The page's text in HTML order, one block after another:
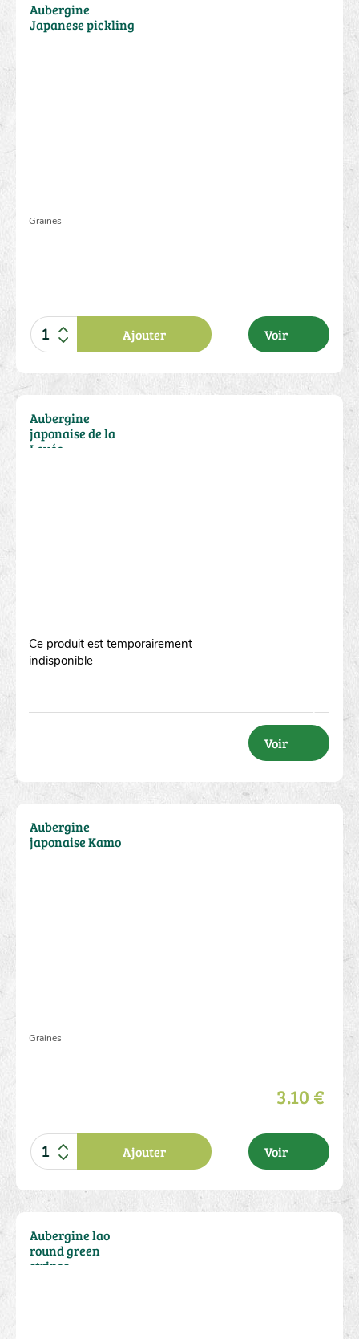
Graines
Ajouter Voir
Aubergine
Japanese pickling
Ce produit est temporairement
indisponible
Voir
Aubergine
japonaise de la
Levée
Graines
3.10 €
Ajouter Voir
Aubergine
japonaise Kamo
Aubergine lao
round green
stripes